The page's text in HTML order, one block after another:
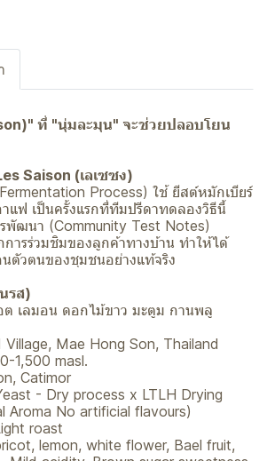
ที่ "นุ่มละมุน" จะช่วยปลอบโยน
Saison (เลเซซง)
Process) ใช้ ยีสต์หมักเบียร์
แฟ เป็นครั้งแรกที่ทีมปรีดาทดลองวิธีนี้
พัฒนา (Community Test Notes)
ารร่วมชิมของลูกค้าทางบ้าน ทำให้ได้
ตัวตนของชุมชนอย่างแท้จริง
รส)
เลมอน ดอกไม้ขาว มะตูม กานพลู
Mae Hong Son, Thailand
1,500 masl.
Catimor
- Dry process x LTLH Drying
Aroma No artificial flavours)
roast
lemon, white flower, Bael fruit,